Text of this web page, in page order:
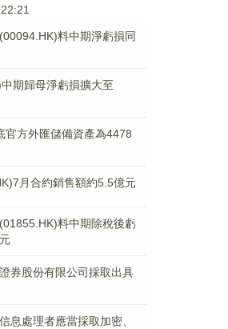
料中期淨虧損同
期歸母淨虧損擴大至
官方外匯儲備資產為4478
月合約銷售額約5.5億元
料中期除稅後虧
券股份有限公司採取出具
息處理者應當採取加密、